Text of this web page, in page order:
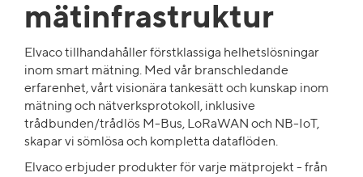
mätinfrastruktur
Elvaco tillhandahåller förstklassiga helhetslösningar
inom smart mätning. Med vår branschledande
erfarenhet, vårt visionära tankesätt och kunskap inom
mätning och nätverksprotokoll, inklusive
trådbunden/trådlös M-Bus, LoRaWAN och NB-IoT,
skapar vi sömlösa och kompletta dataflöden.
Elvaco erbjuder produkter för varje mätprojekt - från